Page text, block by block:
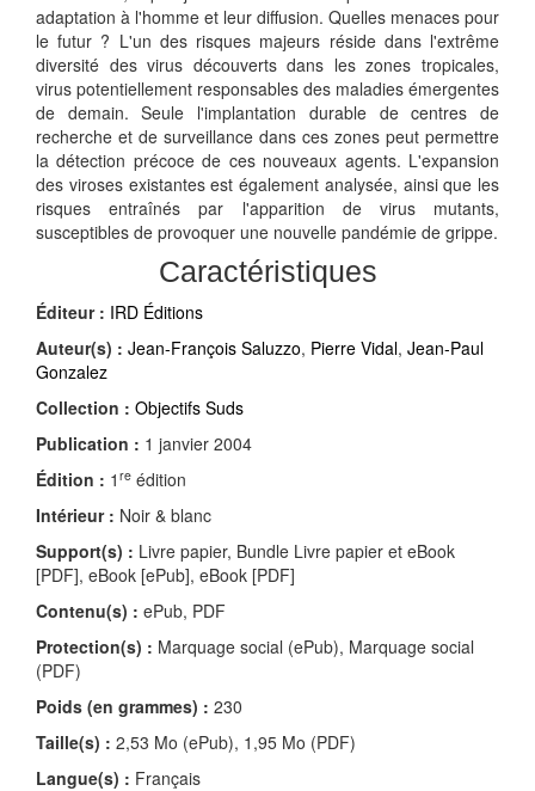
adaptation à l'homme et leur diffusion. Quelles menaces pour
le futur ? L'un des risques majeurs réside dans l'extrême
diversité des virus découverts dans les zones tropicales,
virus potentiellement responsables des maladies émergentes
de demain. Seule l'implantation durable de centres de
recherche et de surveillance dans ces zones peut permettre
la détection précoce de ces nouveaux agents. L'expansion
des viroses existantes est également analysée, ainsi que les
risques entraînés par l'apparition de virus mutants,
susceptibles de provoquer une nouvelle pandémie de grippe.
Caractéristiques
Éditeur : IRD Éditions
Auteur(s) : Jean-François Saluzzo, Pierre Vidal, Jean-Paul
Gonzalez
Collection : Objectifs Suds
Publication : 1 janvier 2004
Édition : 1 re édition
Intérieur : Noir & blanc
Support(s) : Livre papier, Bundle Livre papier et eBook
[PDF], eBook [ePub], eBook [PDF]
Contenu(s) : ePub, PDF
Protection(s) : Marquage social (ePub), Marquage social
(PDF)
Poids (en grammes) : 230
Taille(s) : 2,53 Mo (ePub), 1,95 Mo (PDF)
Langue(s) : Français